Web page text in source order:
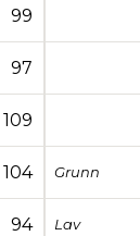
99
97
109
104 Grunn
94 Lav